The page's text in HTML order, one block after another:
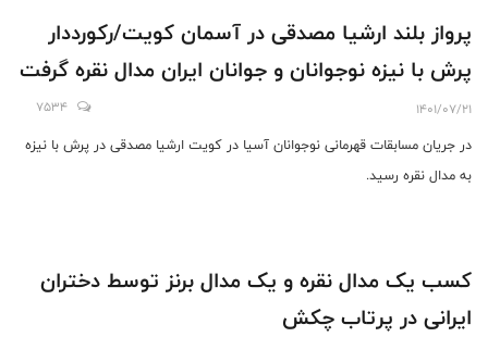
پرواز بلند ارشیا مصدقی در آسمان کویت/رکورددار
پرش با نیزه نوجوانان و جوانان ایران مدال نقره گرفت
1401/07/21
7534
در جریان مسابقات قهرمانی نوجوانان آسیا در کویت ارشیا مصدقی در پرش با نیزه
به مدال نقره رسید.
کسب یک مدال نقره و یک مدال برنز توسط دختران
ایرانی در پرتاب چکش